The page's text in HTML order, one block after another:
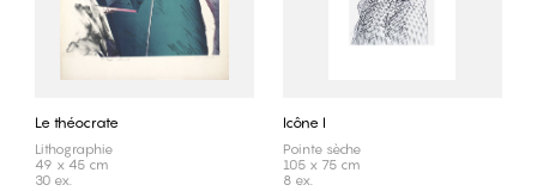
Le théocrate
Lithographie
49 x 45 cm
30 ex.
Icône I
Pointe sèche
105 x 75 cm
8 ex.